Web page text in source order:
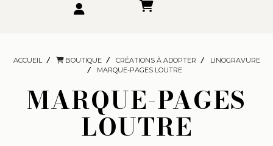
ACCUEIL BOUTIQUE CRÉATIONS À ADOPTER
LINOGRAVURE
MARQUE-PAGES LOUTRE
MARQUE-PAGES
LOUTRE